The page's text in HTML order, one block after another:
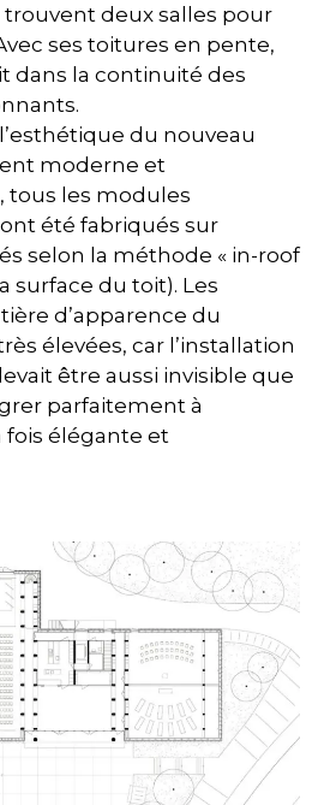
trouvent deux salles pour
ses toitures en pente,
dans la continuité des
du nouveau
moderne et
les modules
été fabriqués sur
selon la méthode « in-roof
surface du toit). Les
d’apparence du
élevées, car l’installation
être aussi invisible que
parfaitement à
fois élégante et